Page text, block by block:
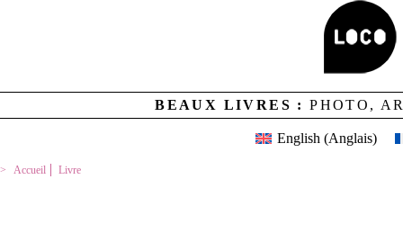
BEAUX LIVRES :PHOTO,
English (Anglais)
Accueil Livre